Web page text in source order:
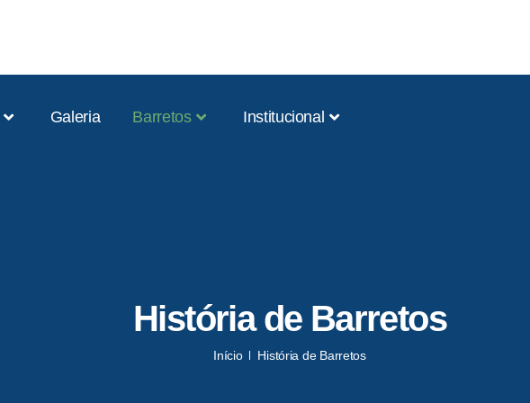
Galeria Barretos Institucional
História de Barretos
Início História de Barretos